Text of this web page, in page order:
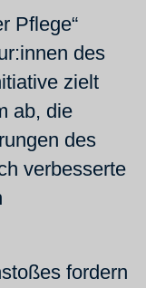
Pflege“
des
zielt
ab, die
des
verbesserte
fordern